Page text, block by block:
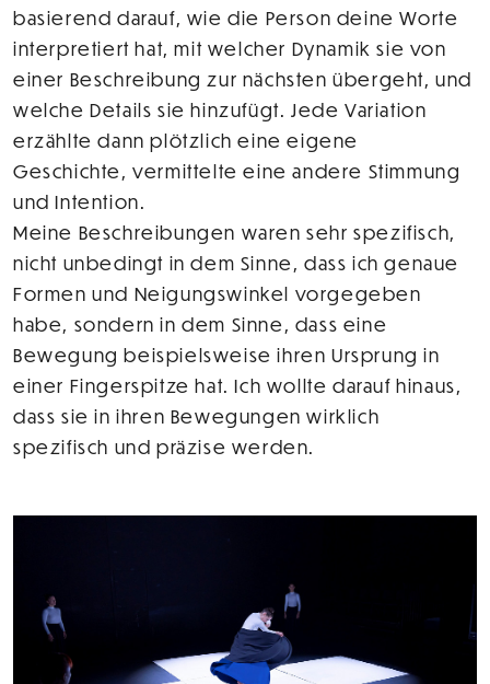
basierend darauf, wie die Person deine Worte
interpretiert hat, mit welcher Dynamik sie von
einer Beschreibung zur nächsten übergeht, und
welche Details sie hinzufügt. Jede Variation
erzählte dann plötzlich eine eigene
Geschichte, vermittelte eine andere Stimmung
und Intention.
Meine Beschreibungen waren sehr spezifisch,
nicht unbedingt in dem Sinne, dass ich genaue
Formen und Neigungswinkel vorgegeben
habe, sondern in dem Sinne, dass eine
Bewegung beispielsweise ihren Ursprung in
einer Fingerspitze hat. Ich wollte darauf hinaus,
dass sie in ihren Bewegungen wirklich
spezifisch und präzise werden.